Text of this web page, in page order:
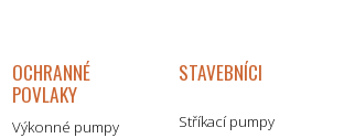
OCHRANNÉ
POVLAKY
Výkonné pumpy
STAVEBNÍCI
Stříkací pumpy